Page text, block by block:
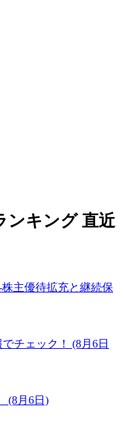
ンキング 直近
主優待拡充と継続保
チェック！ (8月6日
(8月6日)